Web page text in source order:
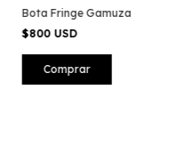
Bota Fringe Gamuza
$800 USD
Comprar